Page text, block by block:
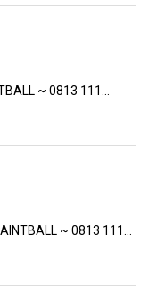
~ 0813 111...
~ 0813 111...